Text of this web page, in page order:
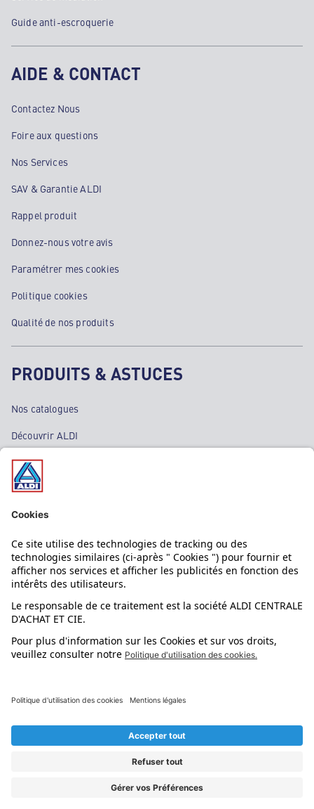
Guide anti-escroquerie
AIDE & CONTACT
Contactez Nous
Foire aux questions
Nos Services
SAV & Garantie ALDI
Rappel produit
Donnez-nous votre avis
Paramétrer mes cookies
Politique cookies
Qualité de nos produits
PRODUITS & ASTUCES
Nos catalogues
Découvrir ALDI
Nos bons plans
Nos rayons
Nos marques
Nos astuces
Évènements
L'application mobile